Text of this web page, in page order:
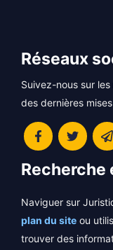
Réseaux
Suivez-nous sur
des dernières
Recherche
Naviguer sur
plan du site ou
trouver des